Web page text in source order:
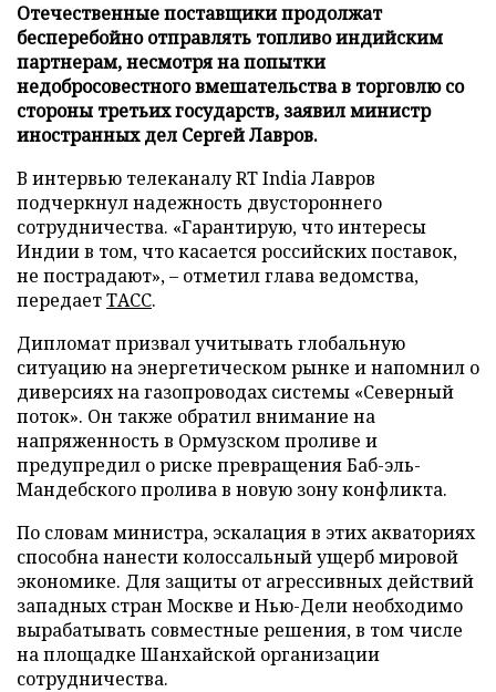
Отечественные поставщики продолжат
бесперебойно отправлять топливо индийским
партнерам, несмотря на попытки
недобросовестного вмешательства в торговлю со
стороны третьих государств, заявил министр
иностранных дел Сергей Лавров.
В интервью телеканалу RT India Лавров
подчеркнул надежность двустороннего
сотрудничества. «Гарантирую, что интересы
Индии в том, что касается российских поставок,
не пострадают», – отметил глава ведомства,
передаетТАСС.
Дипломат призвал учитывать глобальную
ситуацию на энергетическом рынке и напомнил о
диверсиях на газопроводах системы «Северный
поток». Он также обратил внимание на
напряженность в Ормузском проливе и
предупредил о риске превращения Баб-эль-
Мандебского пролива в новую зону конфликта.
По словам министра, эскалация в этих акваториях
способна нанести колоссальный ущерб мировой
экономике. Для защиты от агрессивных действий
западных стран Москве и Нью-Дели необходимо
вырабатывать совместные решения, в том числе
на площадке Шанхайской организации
сотрудничества.